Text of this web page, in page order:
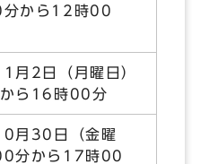
分から12時00
月2日（月曜日）
ら16時00分
月30日（金曜
分から17時00